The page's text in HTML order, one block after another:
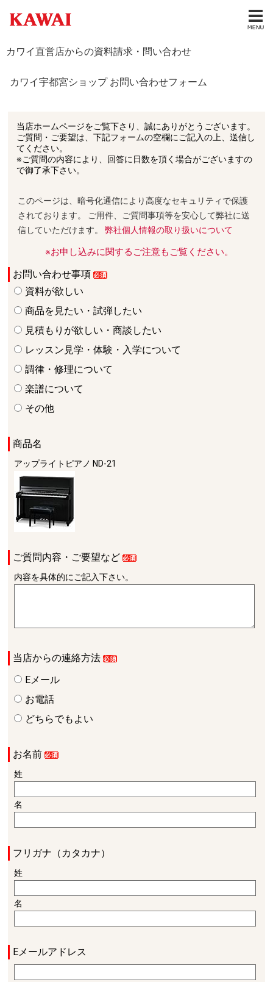
カワイ直営店からの資料請求・問い合わせ
カワイ宇都宮ショップ お問い合わせフォーム
当店ホームページをご覧下さり、誠にありがとうございます。
ご質問・ご要望は、下記フォームの空欄にご記入の上、送信し
てください。
※ご質問の内容により、回答に日数を頂く場合がございますの
で御了承下さい。
このページは、暗号化通信により高度なセキュリティで保護
されております。 ご用件、ご質問事項等を安心して弊社に送
信していただけます。弊社個人情報の取り扱いについて
※お申し込みに関するご注意もご覧ください。
お問い合わせ事項
資料が欲しい
商品を見たい・試弾したい
見積もりが欲しい・商談したい
レッスン見学・体験・入学について
調律・修理について
楽譜について
その他
商品名
アップライトピアノ ND-21
ご質問内容・ご要望など
内容を具体的にご記入下さい。
当店からの連絡方法
Eメール
お電話
どちらでもよい
お名前
姓
名
フリガナ（カタカナ）
姓
名
Eメールアドレス